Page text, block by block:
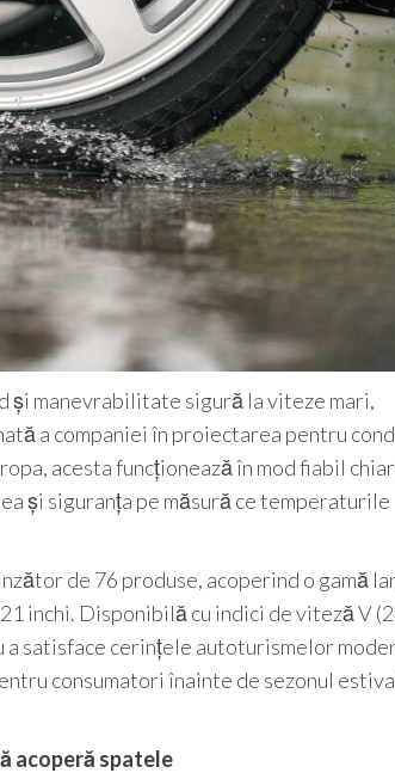
și manevrabilitate sigură la viteze mari,
a companiei în proiectarea pentru
acesta funcționează în mod fiabil
și siguranța pe măsură ce temperaturile
de 76 produse, acoperind o gamă
inchi. Disponibilă cu indici de viteză V
a satisface cerințele autoturismelor
consumatori înainte de sezonul
acoperă spatele